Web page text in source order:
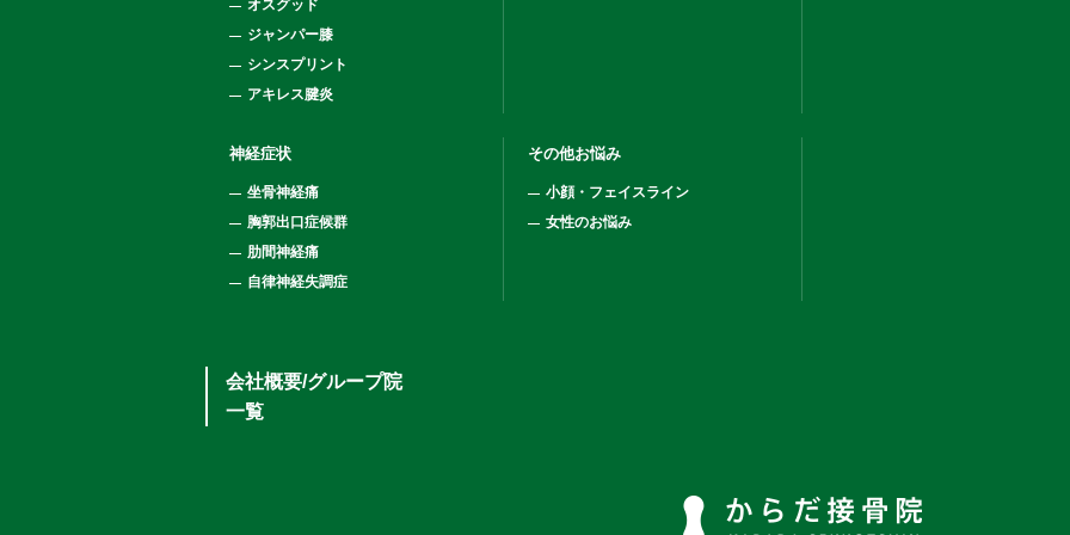
オスグッド
ジャンパー膝
シンスプリント
アキレス腱炎
神経症状
坐骨神経痛
胸郭出口症候群
肋間神経痛
自律神経失調症
その他お悩み
小顔・フェイスライン
女性のお悩み
会社概要/グループ院
一覧